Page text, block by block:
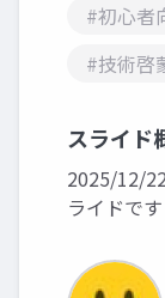
#初心者
#技術啓
スライド
2025/12/
ライドです